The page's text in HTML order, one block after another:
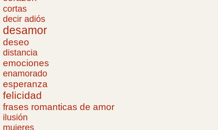
cortas
decir adiós
desamor
deseo
distancia
emociones
enamorado
esperanza
felicidad
frases romanticas de amor
ilusión
mujeres